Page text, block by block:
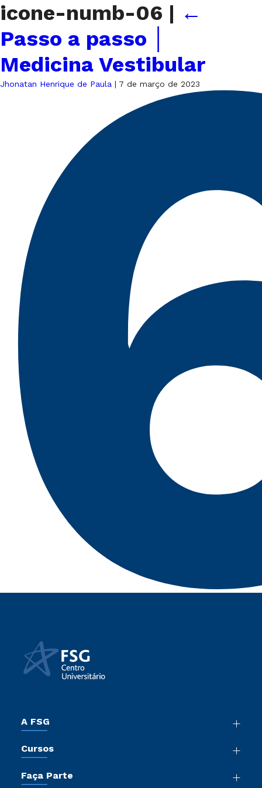
icone-numb-06 | ←
Passo a passo │
Medicina Vestibular
Jhonatan Henrique de Paula | 7 de março de 2023
A FSG
Sala de Imprensa
Sou Colaborador
Cursos
Pós-Graduação
Faça Parte